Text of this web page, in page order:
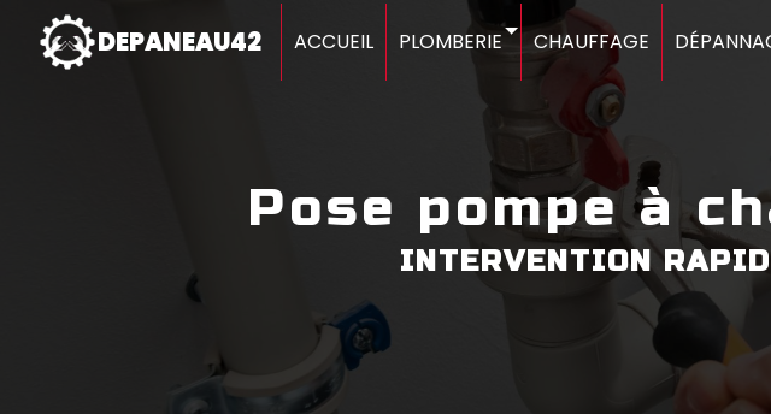
DEPANEAU42 ACCUEIL PLOMBERIE CHAUFFAGE
pose pompe à
INTERVENTION
Panneau de gestion des cookies